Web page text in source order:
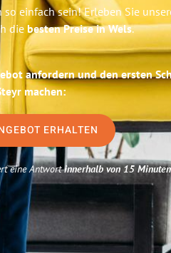
so einfach sein! Erleben Sie
die besten Preise in Wels.
anfordern und den ersten
machen:
ERHALTEN
eine Antwortinnerhalb von 15 Minuten